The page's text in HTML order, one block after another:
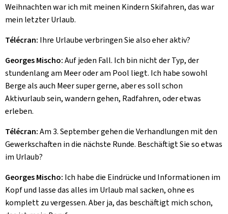
Weihnachten war ich mit meinen Kindern Skifahren, das war
mein letzter Urlaub.
Télécran: Ihre Urlaube verbringen Sie also eher aktiv?
Georges Mischo:Auf jeden Fall. Ich bin nicht der Typ, der
stundenlang am Meer oder am Pool liegt. Ich habe sowohl
Berge als auch Meer super gerne, aber es soll schon
Aktivurlaub sein, wandern gehen, Radfahren, oder etwas
erleben.
Télécran:Am 3. September gehen die Verhandlungen mit den
Gewerkschaften in die nächste Runde. Beschäftigt Sie so etwas
im Urlaub?
Georges Mischo: Ich habe die Eindrücke und Informationen im
Kopf und lasse das alles im Urlaub mal sacken, ohne es
komplett zu vergessen. Aber ja, das beschäftigt mich schon,